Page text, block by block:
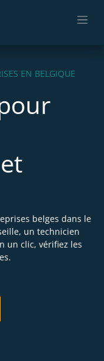
EN BELGIQUE
belges dans le
un technicien
un clic, vérifiez les